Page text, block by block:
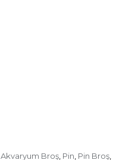
Akvaryum Broş, Pin Pin Broş,